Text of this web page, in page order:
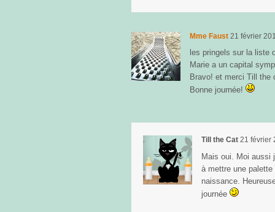
Mme Faust 21 février
les pringels sur la liste
Marie a un capital
Bravo! et merci Till the
Bonne journée!
Till the Cat 21 février
Mais oui. Moi aussi
à mettre une
naissance.
journée